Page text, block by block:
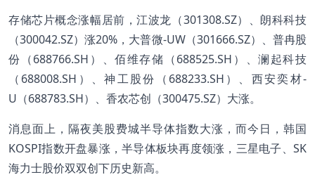
存储芯片概念涨幅居前，江波龙（301308.SZ）、朗科科技
（300042.SZ）涨20%，大普微-UW（301666.SZ）、普冉股
份（688766.SH）、佰维存储（688525.SH）、澜起科技
（688008.SH）、神工股份（688233.SH）、西安奕材-
U（688783.SH）、香农芯创（300475.SZ）大涨。
消息面上，隔夜美股费城半导体指数大涨，而今日，韩国
KOSPI指数开盘暴涨，半导体板块再度领涨，三星电子、SK
海力士股价双双创下历史新高。